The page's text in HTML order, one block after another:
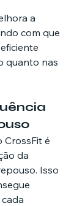
a
com que
quanto nas
CrossFit é
da
Isso